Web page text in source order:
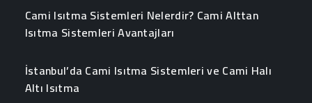
Cami Isıtma Sistemleri Nelerdir? Cami Alttan
Isıtma Sistemleri Avantajları
İstanbul’da Cami Isıtma Sistemleri ve Cami Halı
Altı Isıtma